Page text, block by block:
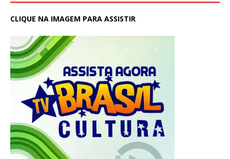
CLIQUE NA IMAGEM PARA ASSISTIR